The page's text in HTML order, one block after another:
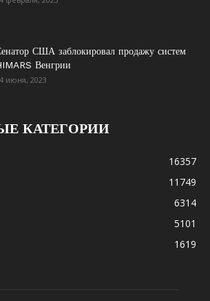
США заблокировал продажу систем
Венгрии
июня, 2023
КАТЕГОРИИ
16357
11749
6314
5101
1619